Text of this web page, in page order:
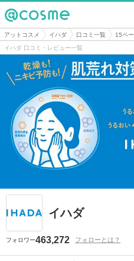
@cosme
アットコスメ イハダ 口コミ一覧
15ペ
イハダ 口コミ・レビュー一覧
イハダ
フォロワー463,272 フォローとは？